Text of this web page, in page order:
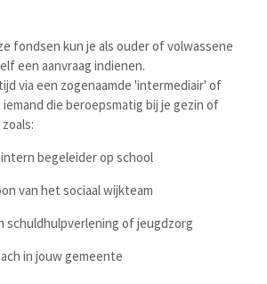
fondsen kun je als ouder of volwassene
een aanvraag indienen.
via een zogenaamde 'intermediair' of
die beroepsmatig bij je gezin of
begeleider op school
van het sociaal wijkteam
schuldhulpverlening of jeugdzorg
in jouw gemeente